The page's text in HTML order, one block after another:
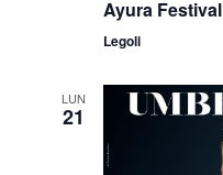
Ayura Festival
Legoli
LUN
21